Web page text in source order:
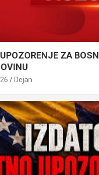
ZA
Dejan